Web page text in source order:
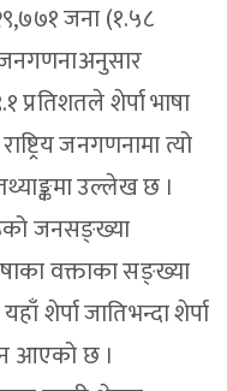
जना (१.५८
शेर्पा भाषा
जनगणनामा त्यो
उल्लेख छ ।
जनसङ्ख्या
वक्ताका सङ्ख्या
शेर्पा जातिभन्दा शेर्पा
आएको छ ।